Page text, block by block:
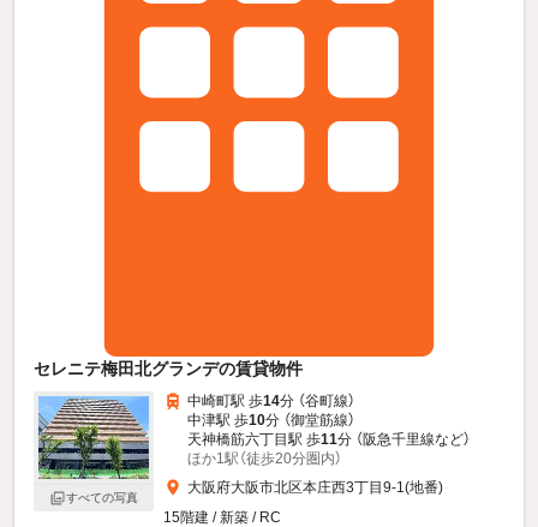
セレニテ梅田北グランデの賃貸物件
すべての写真
中崎町駅 歩14分 （谷町線）
中津駅 歩10分 （御堂筋線）
天神橋筋六丁目駅 歩11分 （阪急千里線など）
ほか1駅（徒歩20分圏内）
大阪府大阪市北区本庄西3丁目9-1(地番)
15階建 / 新築 / RC